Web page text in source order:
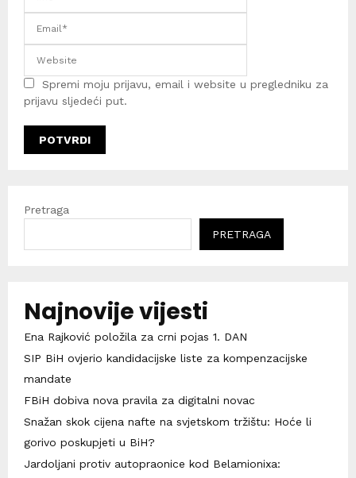
Spremi moju prijavu, email i website u pregledniku za
prijavu sljedeći put.
Pretraga
PRETRAGA
Najnovije vijesti
Ena Rajković položila za crni pojas 1. DAN
SIP BiH ovjerio kandidacijske liste za kompenzacijske
mandate
FBiH dobiva nova pravila za digitalni novac
Snažan skok cijena nafte na svjetskom tržištu: Hoće li
gorivo poskupjeti u BiH?
Jardoljani protiv autopraonice kod Belamionixa: